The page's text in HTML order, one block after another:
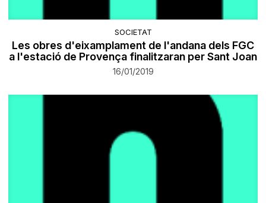
SOCIETAT
Les obres d'eixamplament de l'andana dels FGC
a l'estació de Provença finalitzaran per Sant Joan
16/01/2019